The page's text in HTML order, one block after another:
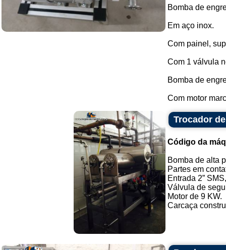
Bomba de
Em aço inox.
Com painel,
Com 1 válvula
Bomba de
Com motor
Trocador
Código da
Bomba de alta
Partes em
Entrada 2”
Válvula de
Motor de 9 KW.
Carcaça